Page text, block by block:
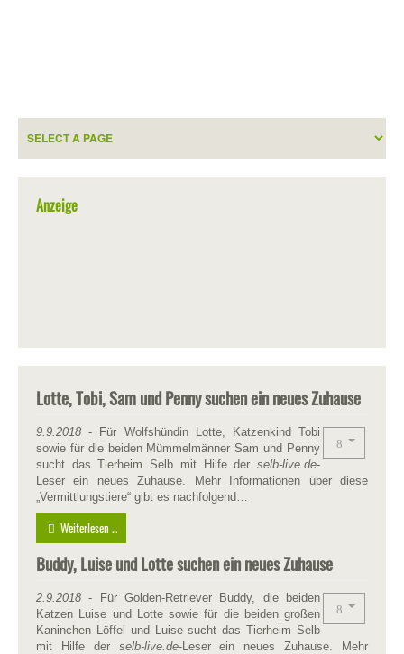
Anzeige
Lotte, Tobi, Sam und Penny suchen ein neues Zuhause
9.9.2018 - Für Wolfshündin Lotte, Katzenkind Tobi
sowie für die beiden Mümmelmänner Sam und Penny
sucht das Tierheim Selb mit Hilfe der selb-live.de-
Leser ein neues Zuhause. Mehr Informationen über diese
„Vermittlungstiere“ gibt es nachfolgend…
Weiterlesen ...
Buddy, Luise und Lotte suchen ein neues Zuhause
2.9.2018 - Für Golden-Retriever Buddy, die beiden
Katzen Luise und Lotte sowie für die beiden großen
Kaninchen Löffel und Luise sucht das Tierheim Selb
mit Hilfe der selb-live.de-Leser ein neues Zuhause. Mehr